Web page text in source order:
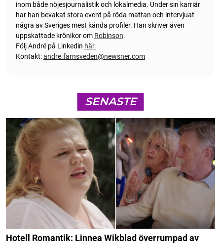
inom både nöjesjournalistik och lokalmedia. Under sin karriär
har han bevakat stora event på röda mattan och intervjuat
några av Sveriges mest kända profiler. Han skriver även
uppskattade krönikor om Robinson.
Följ André på Linkedin här.
Kontakt:andre.farnsveden@newsner.com
SENASTE
Hotell Romantik: Linnea Wikblad överrumpad av